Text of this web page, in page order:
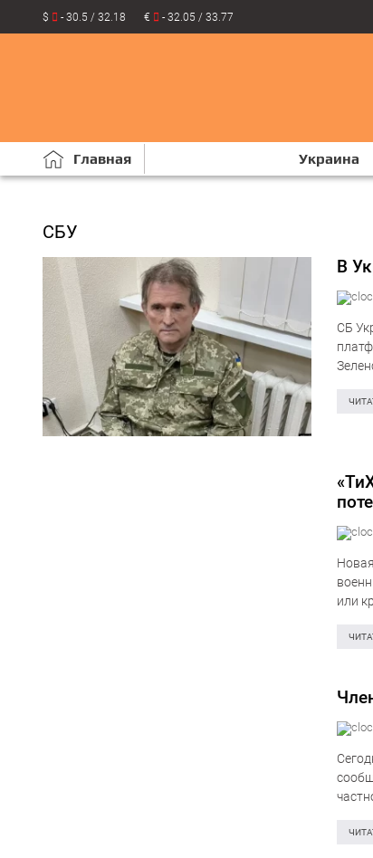
$ - 30.5 / 32.18 € - 32.05 / 33.77
Главная Украина
СБУ
В
СБ
или